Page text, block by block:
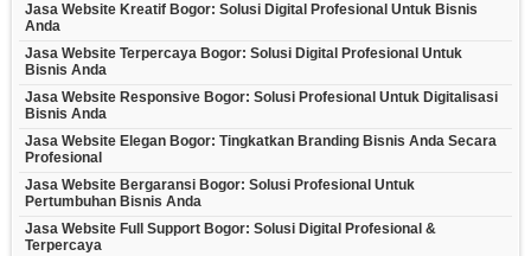
Jasa Website Kreatif Bogor: Solusi Digital Profesional Untuk Bisnis
Anda
Jasa Website Terpercaya Bogor: Solusi Digital Profesional Untuk
Bisnis Anda
Jasa Website Responsive Bogor: Solusi Profesional Untuk Digitalisasi
Bisnis Anda
Jasa Website Elegan Bogor: Tingkatkan Branding Bisnis Anda Secara
Profesional
Jasa Website Bergaransi Bogor: Solusi Profesional Untuk
Pertumbuhan Bisnis Anda
Jasa Website Full Support Bogor: Solusi Digital Profesional &
Terpercaya